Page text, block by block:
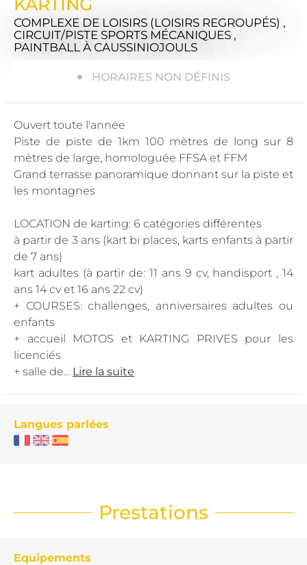
COMPLEXE DE LOISIRS (LOISIRS REGROUPÉS) ,
CIRCUIT/PISTE SPORTS MÉCANIQUES ,
PAINTBALL À CAUSSINIOJOULS
HORAIRES NON DÉFINIS
Ouvert toute l'année
Piste de piste de 1km 100 mètres de long sur 8
mètres de large, homologuée FFSA et FFM
Grand terrasse panoramique donnant sur la piste et
les montagnes
LOCATION de karting: 6 catégories différentes
à partir de 3 ans (kart bi places, karts enfants à partir
de 7 ans)
kart adultes (à partir de: 11 ans 9 cv, handisport , 14
ans 14 cv et 16 ans 22 cv)
+ COURSES: challenges, anniversaires adultes ou
enfants
+ accueil MOTOS et KARTING PRIVES pour les
licenciés
+ salle de... Lire la suite
Langues parlées
Prestations
Equipements